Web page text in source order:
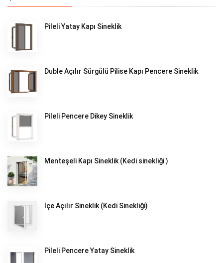
Pileli Yatay Kapı Sineklik
Duble Açılır Sürgülü Pilise Kapı Pencere Sineklik
Pileli Pencere Dikey Sineklik
Menteşeli Kapı Sineklik (Kedi sinekliği )
İçe Açılır Sineklik (Kedi Sinekliği)
Pileli Pencere Yatay Sineklik